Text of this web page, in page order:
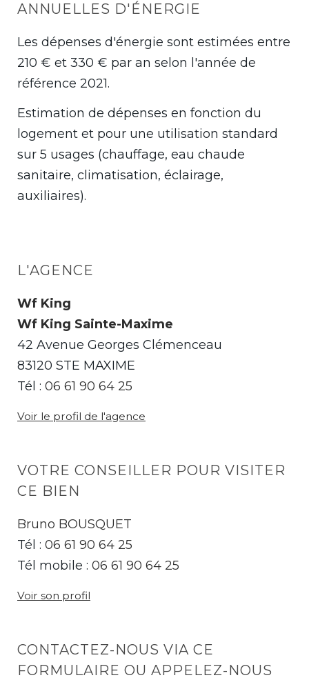
ANNUELLES D'ÉNERGIE
Les dépenses d'énergie sont estimées entre
210 € et 330 € par an selon l'année de
référence 2021.
Estimation de dépenses en fonction du
logement et pour une utilisation standard
sur 5 usages (chauffage, eau chaude
sanitaire, climatisation, éclairage,
auxiliaires).
L'AGENCE
Wf King
Wf King Sainte-Maxime
42 Avenue Georges Clémenceau
83120 STE MAXIME
Tél : 06 61 90 64 25
Voir le profil de l'agence
VOTRE CONSEILLER POUR VISITER
CE BIEN
Bruno BOUSQUET
Tél : 06 61 90 64 25
Tél mobile : 06 61 90 64 25
Voir son profil
CONTACTEZ-NOUS VIA CE
FORMULAIRE OU APPELEZ-NOUS